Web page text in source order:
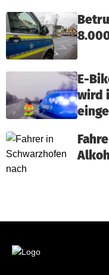
E-
wird